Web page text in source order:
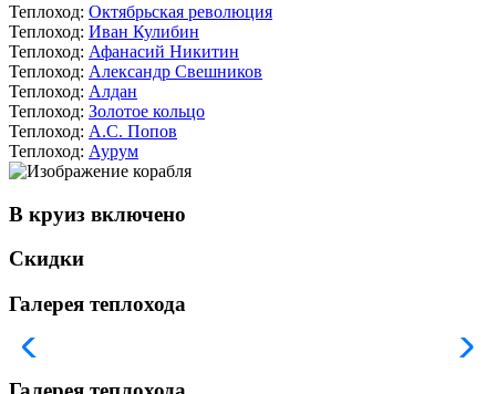
Теплоход: Октябрьская революция
Теплоход: Иван Кулибин
Теплоход: Афанасий Никитин
Теплоход: Александр Свешников
Теплоход: Алдан
Теплоход: Золотое кольцо
Теплоход: А.С. Попов
Теплоход: Аурум
В круиз включено
Скидки
Галерея теплохода